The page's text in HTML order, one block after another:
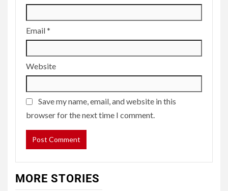
Email*
Website
Save my name, email, and website in this
browser for the next time I comment.
MORE STORIES